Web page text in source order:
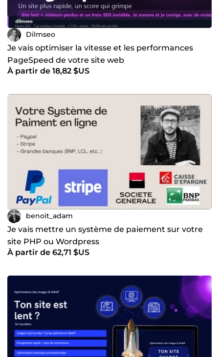
Dilmseo
Je vais optimiser la vitesse et les performances
PageSpeed de votre site web
À partir de 18,82 $US
benoit_adam
Je vais mettre un système de paiement sur votre
site PHP ou Wordpress
À partir de 62,71 $US